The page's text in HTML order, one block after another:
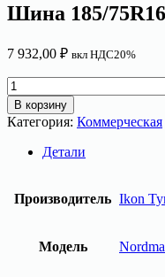
Шина 185/
7 932,00 ₽ вкл НДС20%
Количество
товара
Шина
185/75R16C
104/102
Tyres
Nordman
В корзину
Категория: Коммерческая
Детали
Производитель Ikon
Модель